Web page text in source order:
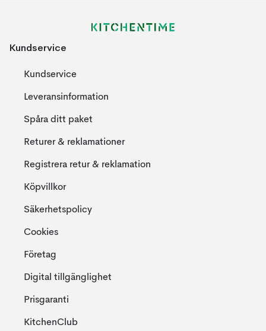
Kundservice
Kundservice
Leveransinformation
Spåra ditt paket
Returer & reklamationer
Registrera retur & reklamation
Köpvillkor
Säkerhetspolicy
Cookies
Företag
Digital tillgänglighet
Prisgaranti
KitchenClub